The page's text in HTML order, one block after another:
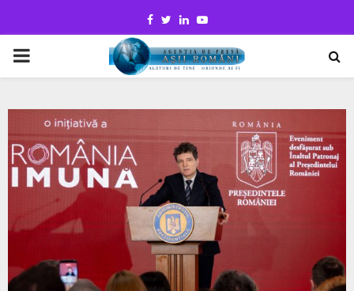
Facebook
TwitterLinkedinYoutube
PRIMARY